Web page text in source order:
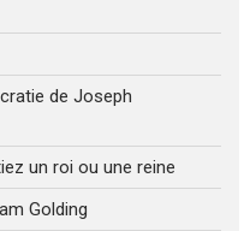
de Joseph
un roi ou une reine
Golding